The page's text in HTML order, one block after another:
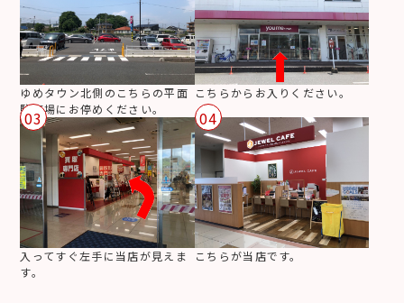
ゆめタウン北側のこちらの平面
駐車場にお停めください。
こちらからお入りください。
03
入ってすぐ左手に当店が見えま
す。
04
こちらが当店です。